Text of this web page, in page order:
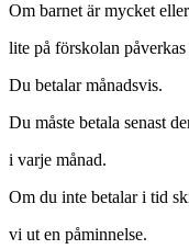
Om barnet är mycket eller
lite på förskolan
Du betalar månadsvis.
Du måste betala senast
i varje månad.
Om du inte betalar i tid
vi ut en påminnelse.